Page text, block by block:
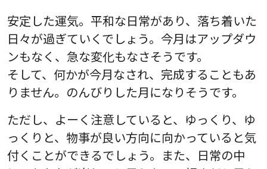
安定した運気。平和な日常があり、落ち着いた
日々が過ぎていくでしょう。今月はアップダウ
ンもなく、急な変化もなさそうです。
そして、何かが今月なされ、完成することもあ
りません。のんびりした月になりそうです。
ただし、よーく注意していると、ゆっくり、ゆ
っくりと、物事が良い方向に向かっていると気
付くことができるでしょう。また、日常の中